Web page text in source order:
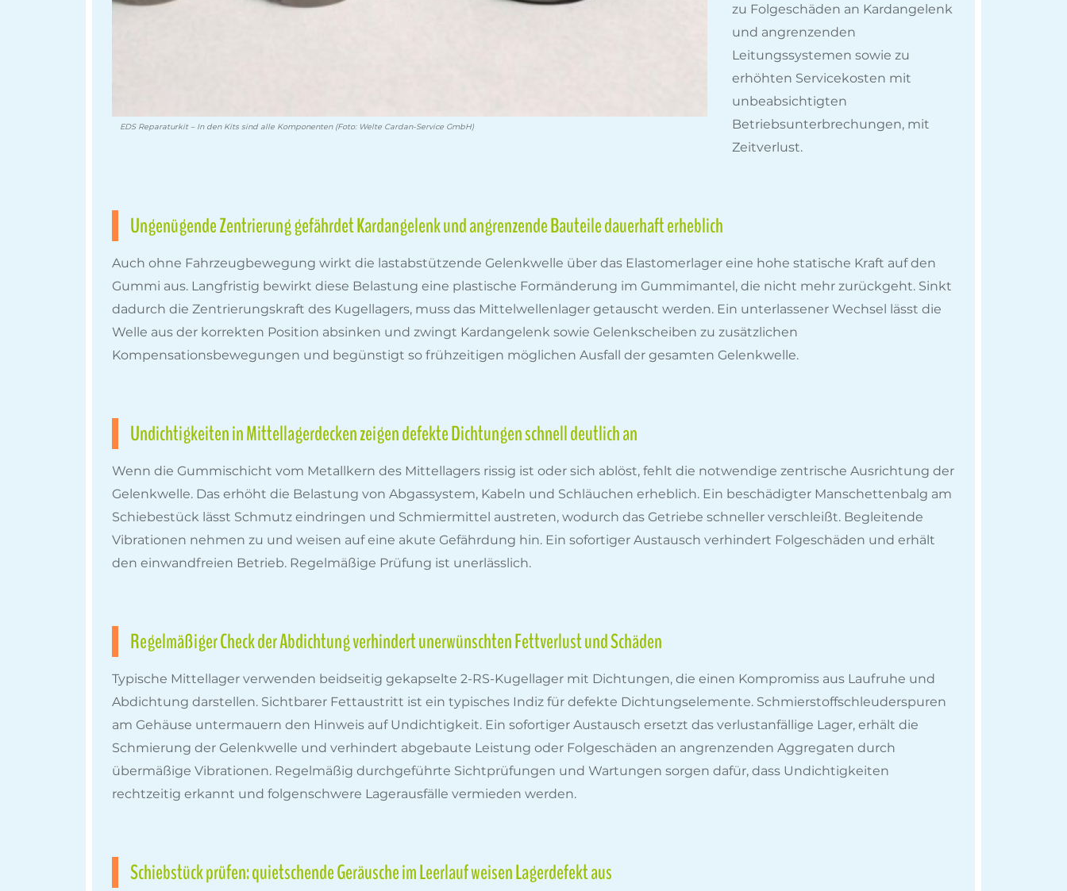
EDS Reparaturkit – In den Kits sind alle Komponenten (Foto: Welte Cardan-Service GmbH)
zu Folgeschäden an Kardangelenk
und angrenzenden
Leitungssystemen sowie zu
erhöhten Servicekosten mit
unbeabsichtigten
Betriebsunterbrechungen, mit
Zeitverlust.
Ungenügende Zentrierung gefährdet Kardangelenk und angrenzende Bauteile dauerhaft erheblich
Auch ohne Fahrzeugbewegung wirkt die lastabstützende Gelenkwelle über das Elastomerlager eine hohe statische Kraft auf den
Gummi aus. Langfristig bewirkt diese Belastung eine plastische Formänderung im Gummimantel, die nicht mehr zurückgeht. Sinkt
dadurch die Zentrierungskraft des Kugellagers, muss das Mittelwellenlager getauscht werden. Ein unterlassener Wechsel lässt die
Welle aus der korrekten Position absinken und zwingt Kardangelenk sowie Gelenkscheiben zu zusätzlichen
Kompensationsbewegungen und begünstigt so frühzeitigen möglichen Ausfall der gesamten Gelenkwelle.
Undichtigkeiten in Mittellagerdecken zeigen defekte Dichtungen schnell deutlich an
Wenn die Gummischicht vom Metallkern des Mittellagers rissig ist oder sich ablöst, fehlt die notwendige zentrische Ausrichtung der
Gelenkwelle. Das erhöht die Belastung von Abgassystem, Kabeln und Schläuchen erheblich. Ein beschädigter Manschettenbalg am
Schiebestück lässt Schmutz eindringen und Schmiermittel austreten, wodurch das Getriebe schneller verschleißt. Begleitende
Vibrationen nehmen zu und weisen auf eine akute Gefährdung hin. Ein sofortiger Austausch verhindert Folgeschäden und erhält
den einwandfreien Betrieb. Regelmäßige Prüfung ist unerlässlich.
Regelmäßiger Check der Abdichtung verhindert unerwünschten Fettverlust und Schäden
Typische Mittellager verwenden beidseitig gekapselte 2-RS-Kugellager mit Dichtungen, die einen Kompromiss aus Laufruhe und
Abdichtung darstellen. Sichtbarer Fettaustritt ist ein typisches Indiz für defekte Dichtungselemente. Schmierstoffschleuderspuren
am Gehäuse untermauern den Hinweis auf Undichtigkeit. Ein sofortiger Austausch ersetzt das verlustanfällige Lager, erhält die
Schmierung der Gelenkwelle und verhindert abgebaute Leistung oder Folgeschäden an angrenzenden Aggregaten durch
übermäßige Vibrationen. Regelmäßig durchgeführte Sichtprüfungen und Wartungen sorgen dafür, dass Undichtigkeiten
rechtzeitig erkannt und folgenschwere Lagerausfälle vermieden werden.
Schiebstück prüfen: quietschende Geräusche im Leerlauf weisen Lagerdefekt aus